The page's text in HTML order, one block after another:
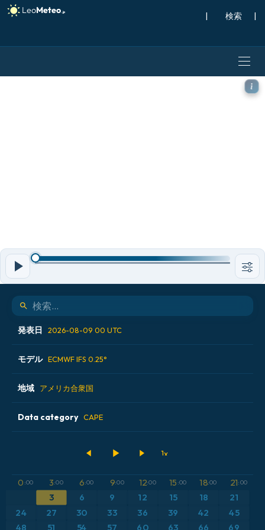
| |
ECMWF IFS 0.25° モデル -
発表日 2026-08-09 00 UTC
2026-08-07 12 UTC
2026-08-08 00 UTC
2026-08-08 12 UTC
モデル ECMWF IFS 0.25°
ALADIN CZ 2.3 km
ECMWF AIFS [AI]
ICON ドイツ 2 km
地域 アメリカ合衆国
アイスランド
イギリス
イタリア
Data category CAPE
気温異常（2m）
0 :00 3:00 6:00 9:00 12:00 15 :00 18:00 21:00
3 6 9 12 15 18 21
24 27 30 33 36 39 42
45
48
51 54 57 60 63 66 69